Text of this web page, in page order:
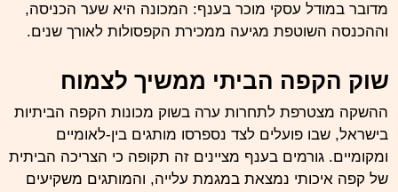
מדובר במודל עסקי מוכר בענף: המכונה היא שער הכניסה,
וההכנסה השוטפת מגיעה ממכירת הקפסולות לאורך שנים.
שוק הקפה הביתי ממשיך לצמוח
ההשקה מצטרפת לתחרות ערה בשוק מכונות הקפה הביתיות
בישראל, שבו פועלים לצד נספרסו מותגים בין-לאומיים
ומקומיים. גורמים בענף מציינים זה תקופה כי הצריכה הביתית
של קפה איכותי נמצאת במגמת עלייה, והמותגים משקיעים